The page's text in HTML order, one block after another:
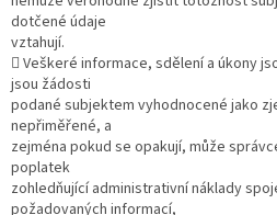
dotčené údaje
vztahují.
 Veškeré informace, sdělení a úkony
jsou žádosti
podané subjektem vyhodnocené jako
nepřiměřené, a
zejména pokud se opakují, může
poplatek
zohledňující administrativní náklady
požadovaných informací,